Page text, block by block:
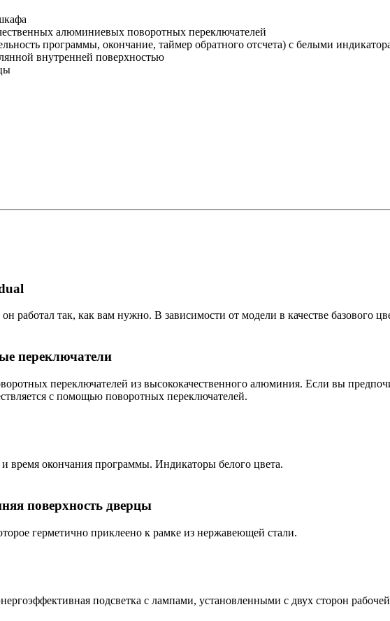
алюминиевых поворотных переключателей
программы, окончание, таймер обратного отсчета) с белыми
внутренней поверхностью
работал так, как вам нужно. В зависимости от модели в качестве
переключатели
переключателей из высококачественного алюминия. Если вы
с помощью поворотных переключателей.
время окончания программы. Индикаторы белого цвета.
поверхность дверцы
герметично приклеено к рамке из нержавеющей стали.
подсветка с лампами, установленными с двух сторон